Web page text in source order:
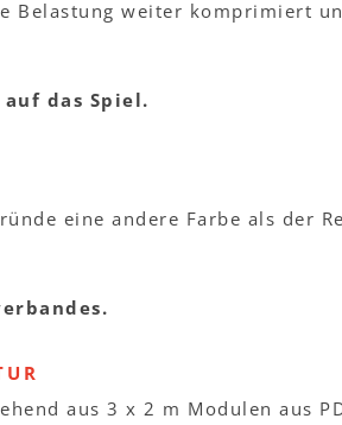
Belastung weiter komprimiert
das Spiel.
eine andere Farbe als der
aus 3 x 2 m Modulen aus